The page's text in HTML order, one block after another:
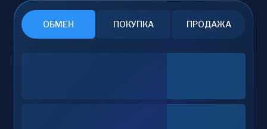
ОБМЕН ПОКУПКА ПРОДАЖА